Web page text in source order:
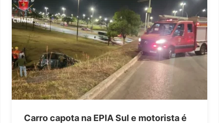
Carro capota na EPIA Sul e motorista é